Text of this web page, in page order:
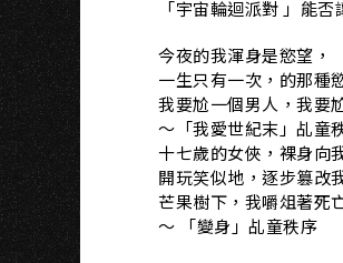
「宇宙輪迴派對 」能
今夜的我渾身是慾望，
一生只有一次，的那種
我要尬一個男人，我要
～「我愛世紀末」乩童
十七歲的女俠，裸身向
開玩笑似地，逐步篡改
芒果樹下，我嚼俎著死
～ 「變身」乩童秩序